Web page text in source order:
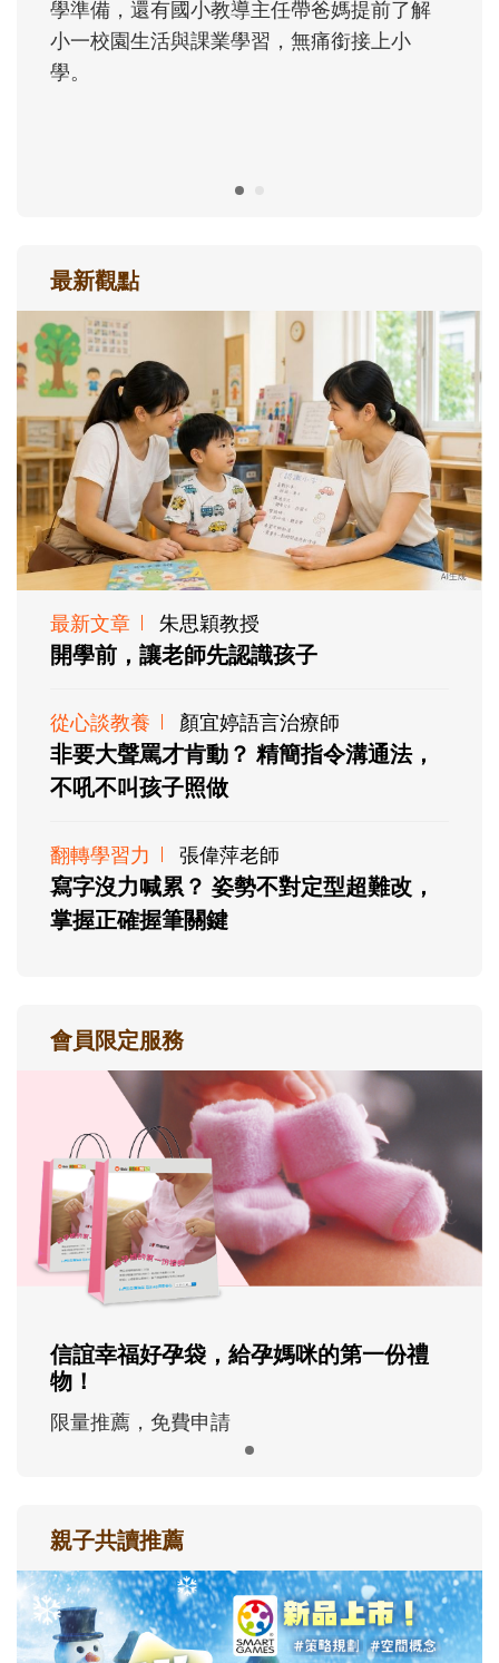
最新觀點
最新文章 朱思穎教授
開學前，讓老師先認識孩子
從心談教養 顏宜婷語言治療師
非要大聲罵才肯動？ 精簡指令溝通法，
不吼不叫孩子照做
翻轉學習力 張偉萍老師
寫字沒力喊累？ 姿勢不對定型超難改，
掌握正確握筆關鍵
會員限定服務
信誼幸福好孕袋，給孕媽咪的第一份禮
物！
限量推薦，免費申請
親子共讀推薦